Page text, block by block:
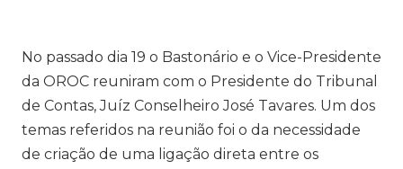
No passado dia 19 o Bastonário e o Vice-Presidente
da OROC reuniram com o Presidente do Tribunal
de Contas, Juíz Conselheiro José Tavares. Um dos
temas referidos na reunião foi o da necessidade
de criação de uma ligação direta entre os